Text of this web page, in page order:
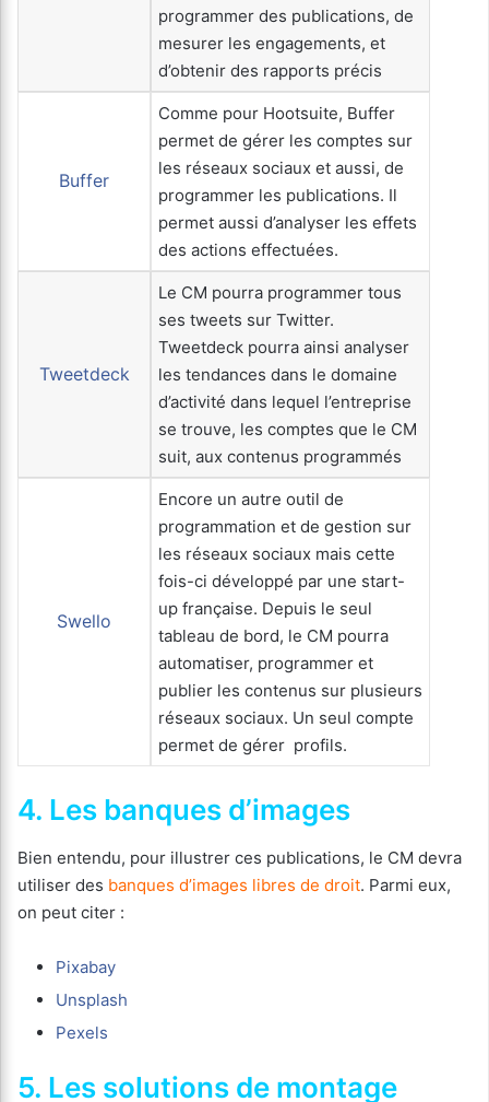
programmer des publications, de
mesurer les engagements, et
d’obtenir des rapports précis
Buffer
Comme pour Hootsuite, Buffer
permet de gérer les comptes sur
les réseaux sociaux et aussi, de
programmer les publications. Il
permet aussi d’analyser les effets
des actions effectuées.
Tweetdeck
Le CM pourra programmer tous
ses tweets sur Twitter.
Tweetdeck pourra ainsi analyser
les tendances dans le domaine
d’activité dans lequel l’entreprise
se trouve, les comptes que le CM
suit, aux contenus programmés
Swello
Encore un autre outil de
programmation et de gestion sur
les réseaux sociaux mais cette
fois-ci développé par une start-
up française. Depuis le seul
tableau de bord, le CM pourra
automatiser, programmer et
publier les contenus sur plusieurs
réseaux sociaux. Un seul compte
permet de gérer profils.
4. Les banques d’images
Bien entendu, pour illustrer ces publications, le CM devra
utiliser des banques d’images libres de droit. Parmi eux,
on peut citer :
Pixabay
Unsplash
Pexels
5. Les solutions de montage